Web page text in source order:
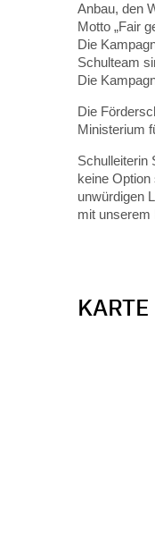
Anbau, den
Motto „Fair
Die
Schulteam
Die
Die
Ministerium
Schulleiterin
keine
unwürdigen
mit unserem